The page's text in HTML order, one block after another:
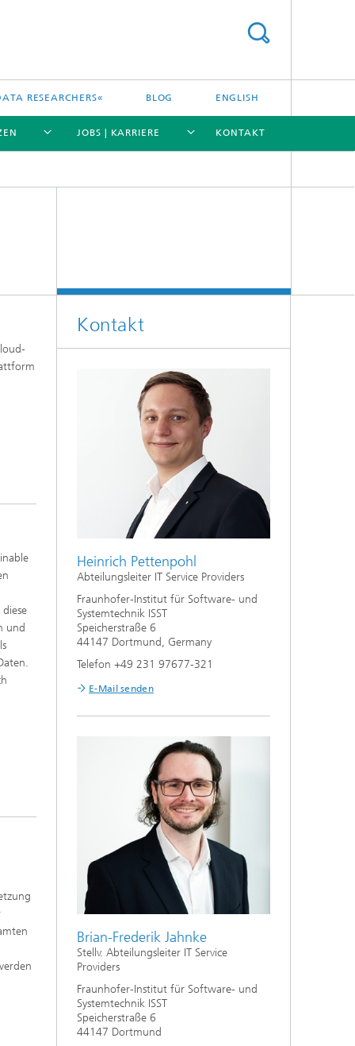
RESEARCHERS« BLOG ENGLISH
JOBS | KARRIERE KONTAKT
und
Kontakt
Heinrich Pettenpohl
Abteilungsleiter IT Service Providers
Fraunhofer-Institut für Software- und
Systemtechnik ISST
Speicherstraße 6
44147 Dortmund, Germany
Telefon +49 231 97677-321
E-Mail senden
Brian-Frederik Jahnke
Stellv. Abteilungsleiter IT Service
Providers
Fraunhofer-Institut für Software- und
Systemtechnik ISST
Speicherstraße 6
44147 Dortmund